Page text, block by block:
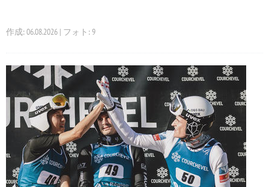
作成: 06.08.2026 | フォト: 9